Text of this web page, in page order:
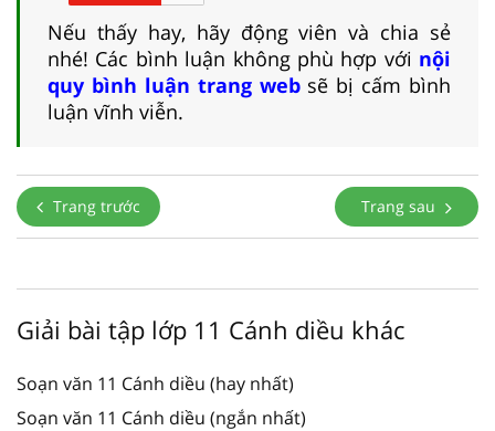
Nếu thấy hay, hãy động viên và chia sẻ
nhé! Các bình luận không phù hợp với nội
quy bình luận trang websẽ bị cấm bình
luận vĩnh viễn.
Trang trước Trang sau
Giải bài tập lớp 11 Cánh diều khác
Soạn văn 11 Cánh diều (hay nhất)
Soạn văn 11 Cánh diều (ngắn nhất)